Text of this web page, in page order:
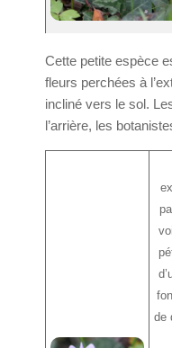
Cette petite espèce
fleurs perchées à
incliné vers le sol.
l’arrière, les
de